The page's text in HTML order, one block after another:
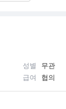
성별
무관
급여 협의